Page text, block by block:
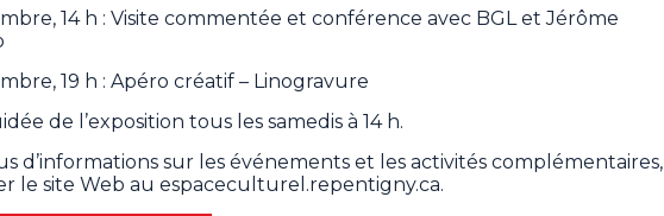
14 h : Visite commentée et conférence avec BGL et Jérôme
19 h : Apéro créatif – Linogravure
de l’exposition tous les samedis à 14 h.
d’informations sur les événements et les activités complémentaires,
le site Web au espaceculturel.repentigny.ca.